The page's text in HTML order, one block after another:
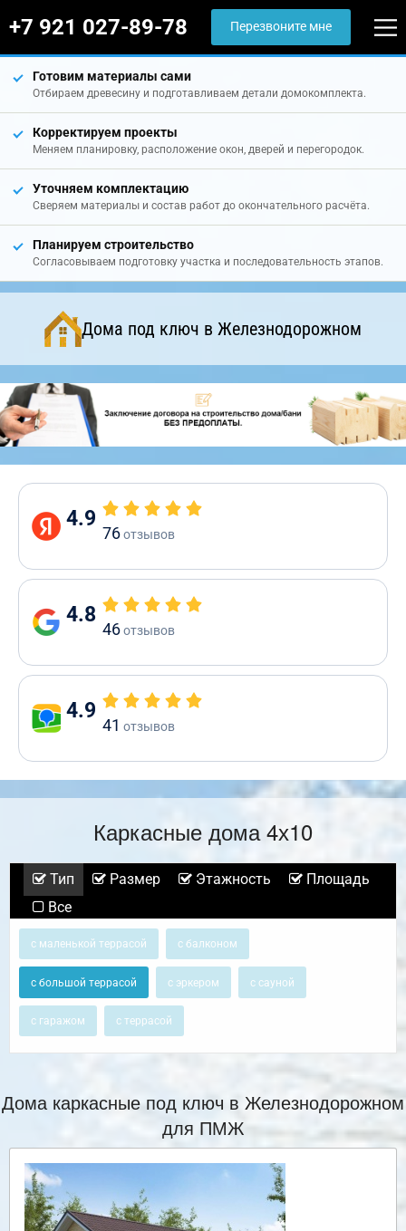
+7 921 027-89-78 Перезвоните мне
Готовим материалы сами
Отбираем древесину и подготавливаем детали домокомплекта.
Корректируем проекты
Меняем планировку, расположение окон, дверей и перегородок.
Уточняем комплектацию
Сверяем материалы и состав работ до окончательного расчёта.
Планируем строительство
Согласовываем подготовку участка и последовательность этапов.
Дома под ключ в Железнодорожном
4.9
76отзывов
4.8
46отзывов
4.9
41 отзывов
Каркасные дома 4х10
Тип Размер Этажность
Площадь
Все
с маленькой террасой с балконом
с большой террасой с эркером с сауной
с гаражом с террасой
Дома каркасные под ключ в Железнодорожном
для ПМЖ